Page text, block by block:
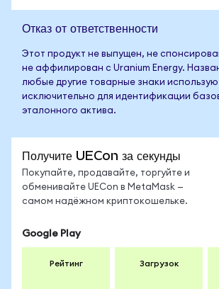
Отказ от ответственности
Этот продукт не выпущен, не
не аффилирован с Uranium Energy.
любые другие товарные знаки
исключительно для идентификации
эталонного актива.
Получите UECon за секунды
Покупайте, продавайте, торгуйте и
обменивайте UECon в MetaMask —
самом надёжном криптокошельке.
Google Play
Рейтинг Загрузок